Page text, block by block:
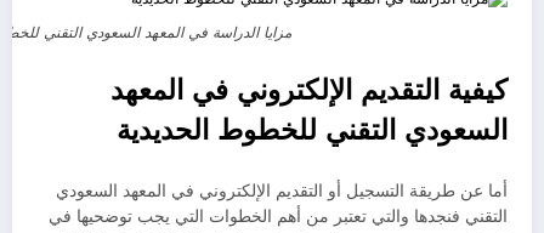
مزايا الدراسة في المعهد السعودي التقني
كيفية التقديم الإلكتروني في المعهد
السعودي التقني للخطوط الحديدية
أما عن طريقة التسجيل أو التقديم الإلكتروني في المعهد السعودي
التقني فنجدها والتي تعتبر من أهم الخطوات التي يجب توضحيها في